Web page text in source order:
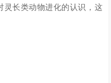
长类动物进化的认识，这